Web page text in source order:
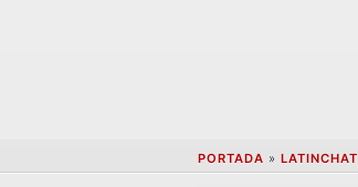
PORTADA » LATINCHAT